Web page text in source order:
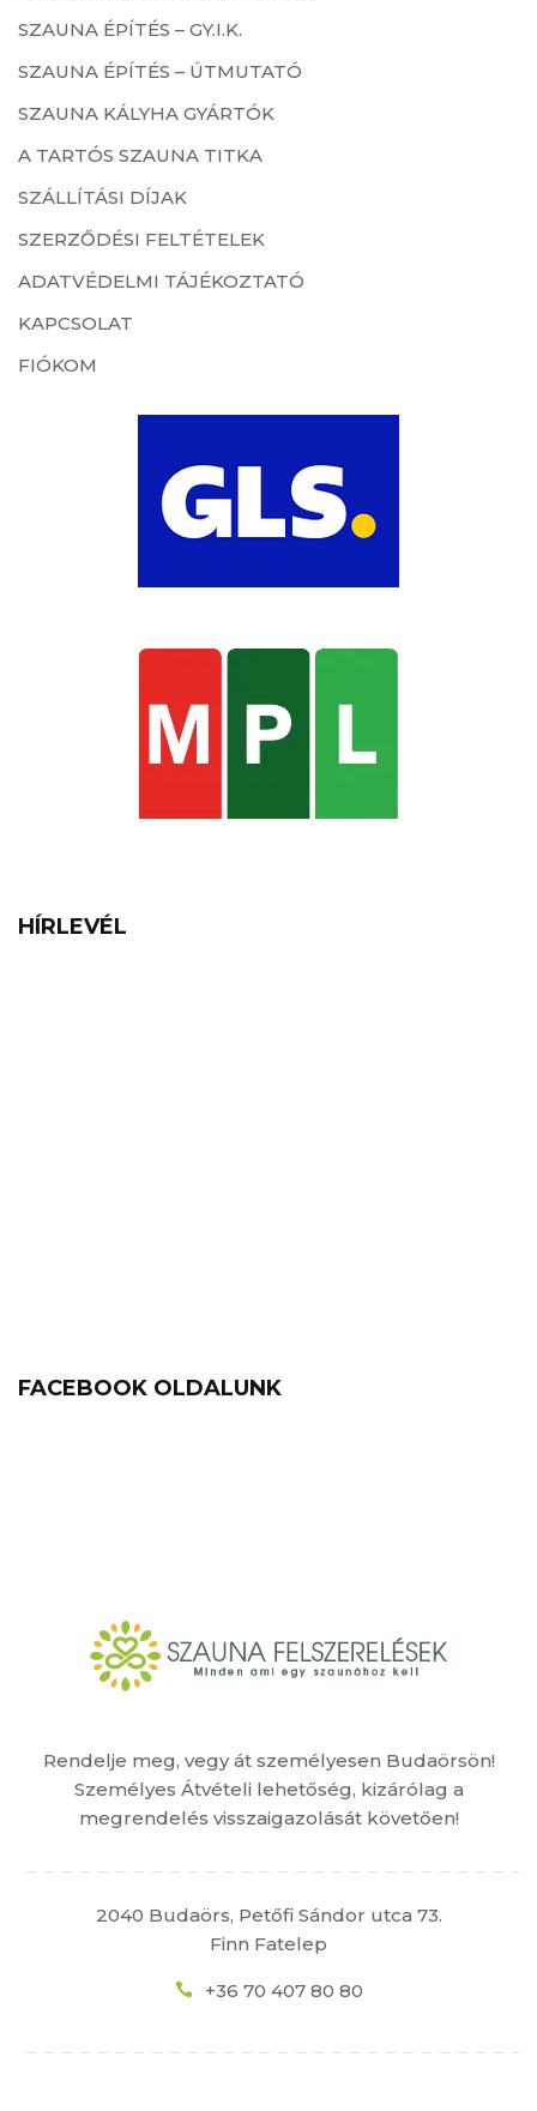
Rendelje meg, vegy át személyesen Budaörsön!
Személyes Átvételi lehetőség, kizárólag a
megrendelés visszaigazolását követően!
2040 Budaörs, Petőfi Sándor utca 73.
Finn Fatelep
+36 70 407 80 80
SZAUNA ÉPÍTÉS – GY.I.K.
SZAUNA ÉPÍTÉS – ÚTMUTATÓ
SZAUNA KÁLYHA GYÁRTÓK
A TARTÓS SZAUNA TITKA
SZÁLLÍTÁSI DÍJAK
SZERZŐDÉSI FELTÉTELEK
ADATVÉDELMI TÁJÉKOZTATÓ
KAPCSOLAT
FIÓKOM
HÍRLEVÉL
FACEBOOK OLDALUNK